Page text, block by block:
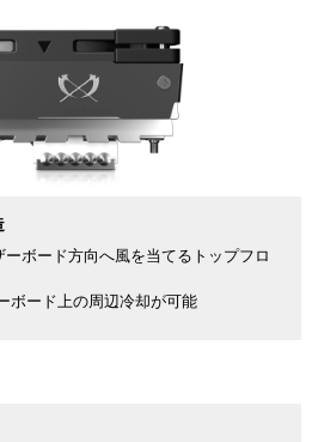
ボード方向へ風を当てるトップフロ
ボード上の周辺冷却が可能